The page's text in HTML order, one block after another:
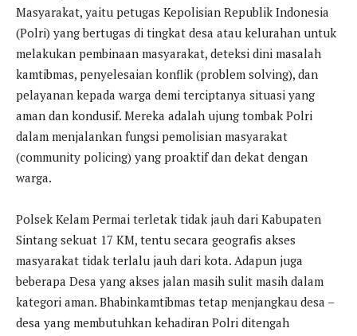
Masyarakat, yaitu petugas Kepolisian Republik Indonesia
(Polri) yang bertugas di tingkat desa atau kelurahan untuk
melakukan pembinaan masyarakat, deteksi dini masalah
kamtibmas, penyelesaian konflik (problem solving), dan
pelayanan kepada warga demi terciptanya situasi yang
aman dan kondusif. Mereka adalah ujung tombak Polri
dalam menjalankan fungsi pemolisian masyarakat
(community policing) yang proaktif dan dekat dengan
warga.
Polsek Kelam Permai terletak tidak jauh dari Kabupaten
Sintang sekuat 17 KM, tentu secara geografis akses
masyarakat tidak terlalu jauh dari kota. Adapun juga
beberapa Desa yang akses jalan masih sulit masih dalam
kategori aman. Bhabinkamtibmas tetap menjangkau desa –
desa yang membutuhkan kehadiran Polri ditengah